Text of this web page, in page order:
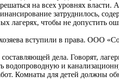
на всех уровнях
затруднилось,
чтобы не допустить
вступили в права. ООО
дела. Говорят,
водопроводную и
Комнаты для детей должны